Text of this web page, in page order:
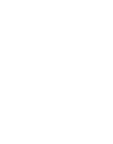
酸西那卡塞）
，1 晶型）